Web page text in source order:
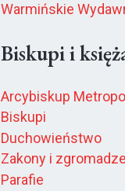
Warmińskie
Biskupi i
Arcybiskup
Biskupi
Duchowieństwo
Zakony i
Parafie